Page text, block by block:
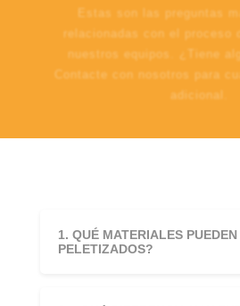
Estas son las preguntas
relacionadas con el proceso
nuestros equipos. ¿Tiene
Contacte con nosotros para
adicional.
1. QUÉ MATERIALES PUEDEN
PELETIZADOS?